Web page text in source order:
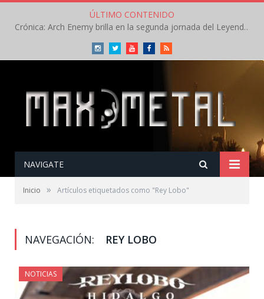
ÚLTIMO CONTENIDO
Crónica: Arch Enemy brilla en la segunda jornada del Leyendas del Rock – Jueves – Agosto 2026
InstagramTwitterYoutubeFacebookRSS
NAVIGATE
Inicio » Artículos etiquetados como "Rey Lobo"
NAVEGACIÓN: REY LOBO
NOTICIAS